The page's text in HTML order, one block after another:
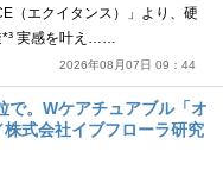
（エクイタンス）」より、硬
実感を叶え……
2026年08月07日 09：44
で。Wケアチュアブル「オ
式会社イブフローラ研究